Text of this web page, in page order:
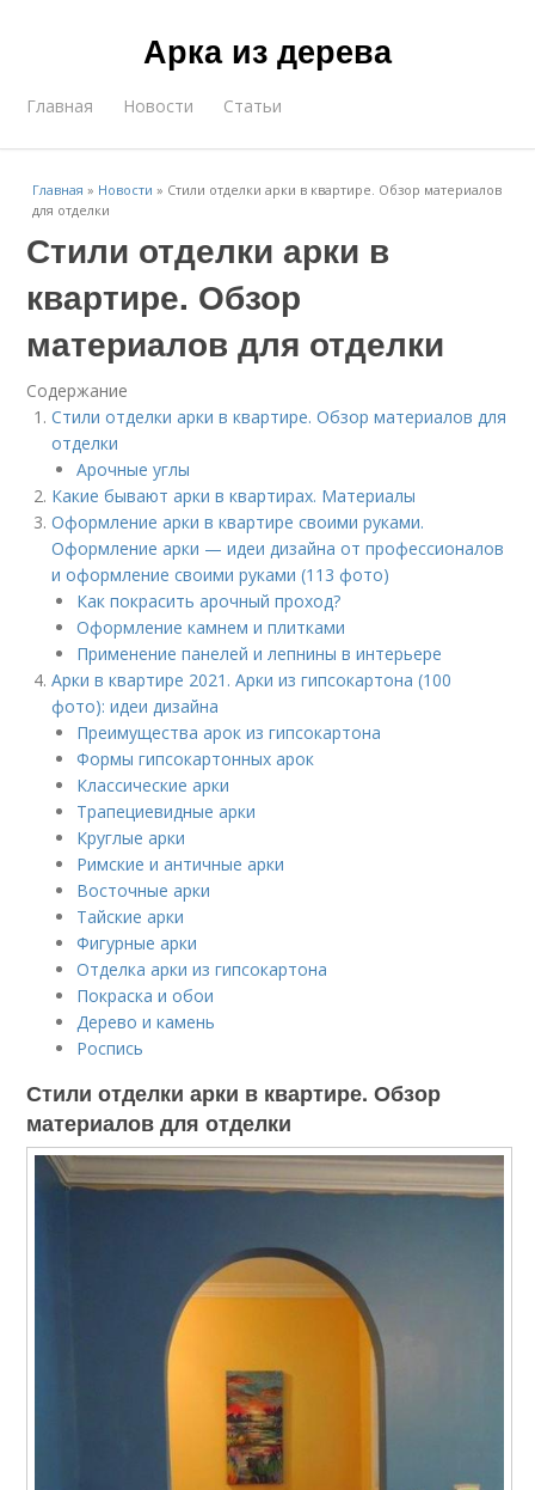
Арка из дерева
Главная Новости Статьи
Главная » Новости » Стили отделки арки в квартире. Обзор материалов
для отделки
Стили отделки арки в
квартире. Обзор
материалов для отделки
Содержание
Стили отделки арки в квартире. Обзор материалов для
отделки
Арочные углы
Какие бывают арки в квартирах. Материалы
Оформление арки в квартире своими руками.
Оформление арки — идеи дизайна от профессионалов
и оформление своими руками (113 фото)
Как покрасить арочный проход?
Оформление камнем и плитками
Применение панелей и лепнины в интерьере
Арки в квартире 2021. Арки из гипсокартона (100
фото): идеи дизайна
Преимущества арок из гипсокартона
Формы гипсокартонных арок
Классические арки
Трапециевидные арки
Круглые арки
Римские и античные арки
Восточные арки
Тайские арки
Фигурные арки
Отделка арки из гипсокартона
Покраска и обои
Дерево и камень
Роспись
Стили отделки арки в квартире. Обзор
материалов для отделки